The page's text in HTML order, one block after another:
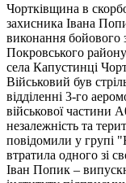
Чортківщина в
захисника Івана
виконання бойового
Покровського
села Капустинці
Військовий був
відділенні 3-го
військової частини
незалежність та
повідомили у групі
втратила одного зі
Іван Попик –